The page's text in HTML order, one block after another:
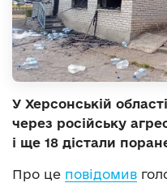
У Херсонській
через російську
і ще 18 дістали
Про це повідомив